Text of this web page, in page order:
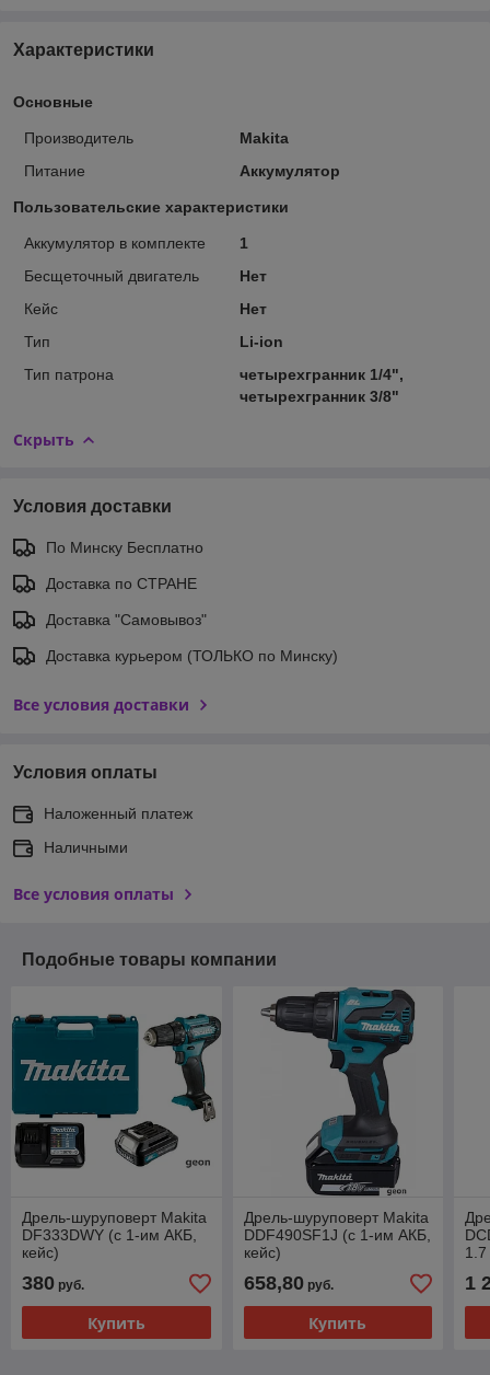
Характеристики
Основные
Производитель
Makita
Питание
Аккумулятор
Пользовательские характеристики
Аккумулятор в комплекте
1
Бесщеточный двигатель
Нет
Кейс
Нет
Тип
Li-ion
Тип патрона
четырехгранник 1/4",
четырехгранник 3/8"
Скрыть
Условия доставки
По Минску Бесплатно
Доставка по СТРАНЕ
Доставка "Самовывоз"
Доставка курьером (ТОЛЬКО по Минску)
Все условия доставки
Условия оплаты
Наложенный платеж
Наличными
Все условия оплаты
Подобные товары компании
Дрель-шуруповерт Makita
DF333DWY (с 1-им АКБ,
кейс)
380 руб.
Купить
Дрель-шуруповерт Makita
DDF490SF1J (с 1-им АКБ,
кейс)
658,80руб.
Купить
1.7
1